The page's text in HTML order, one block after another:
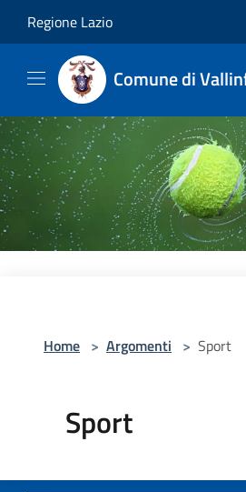
Regione Lazio
Comune di
Home > Argomenti > Sport
Sport